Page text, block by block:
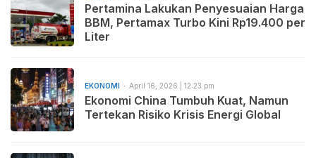
Pertamina Lakukan Penyesuaian Harga
BBM, Pertamax Turbo Kini Rp19.400 per
Liter
EKONOMI April 16, 2026 | 12:23 pm
Ekonomi China Tumbuh Kuat, Namun
Tertekan Risiko Krisis Energi Global